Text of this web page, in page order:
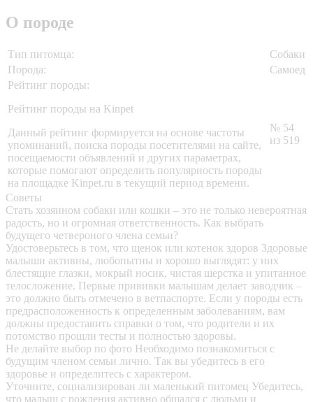
О породе
Тип питомца:
Собаки
Порода:
Самоед
Рейтинг породы:
Рейтинг породы на Kinpet
Данный рейтинг формируется на основе частоты
упоминаний, поиска породы посетителями на сайте,
посещаемости объявлений и других параметрах,
которые помогают определить популярность породы
на площадке Kinpet.ru в текущий период времени.
№ 54
из 519
Советы
Стать хозяином собаки или кошки – это не только невероятная
радость, но и огромная ответственность. Как выбрать
будущего четвероного члена семьи?
Удостоверьтесь в том, что щенок или котенок здоров Здоровые
малыши активны, любопытны и хорошо выглядят: у них
блестящие глазки, мокрый носик, чистая шерстка и упитанное
телосложение. Первые прививки малышам делает заводчик –
это должно быть отмечено в ветпаспорте. Если у породы есть
предрасположенность к определенным заболеваниям, вам
должны предоставить справки о том, что родители и их
потомство прошли тесты и полностью здоровы.
Не делайте выбор по фото Необходимо познакомиться с
будущим членом семьи лично. Так вы убедитесь в его
здоровье и определитесь с характером.
Уточните, социализирован ли маленький питомец Убедитесь,
что малыш с рождения активно общался с людьми и